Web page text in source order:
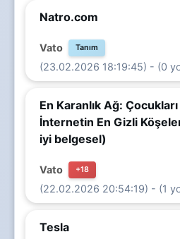
Natro.com
Vato Tanım
(23.02.2026 18:19:45) - (0
En Karanlık Ağ:
İnternetin En Gizli
iyi belgesel)
Vato +18
(22.02.2026 20:54:19) - (1
Tesla